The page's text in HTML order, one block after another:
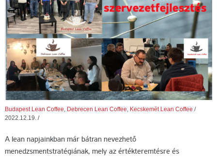
Budapest Lean Coffee Debrecen Lean Coffee Kecskemét Lean Coffee /
2022.12.19. /
A lean napjainkban már bátran nevezhető
menedzsmentstratégiának, mely az értékteremtésre és